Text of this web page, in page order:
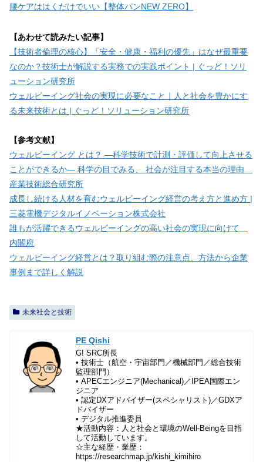
腰ケアははくだけでいい【整体パンNEW ZERO】
【あわせて読みたい記事】
【技術者倫理の核心】「安全・健康・福利の優先」はなぜ最重要
なのか？技術士が解説する実務での実践ポイント | ぐっど！ソリ
ューション研究所
ウェルビーイング社会の実現に必要なこと｜人と社会を豊かにす
る未来技術とは | ぐっど！ソリューション研究所
【参考文献】
ウェルビーイング とは？ ―科学技術で計測・評価して向上させる
ことができるか― 科学の目でみる、 社会が注目する本当の理由
産業技術総合研究所
成長し続ける人材を育むウェルビーイング経営の考え方と進め方 |
三菱電機デジタルイノベーション株式会社
誰もが活躍できるウェルビーイングの高い社会の実現に向けて
内閣府
ウェルビーイング経営とは？取り組む際の注意点、方法から企業
事例まで詳しく解説
未来社会と技術
PE Qishi
G! SRC所長
• 技術士（航空・宇宙部門／機械部門／総合技術
監理部門）
• APECエンジニア(Mechanical)／IPEA国際エン
ジニア
• 認定DXアドバイザー(スペシャリスト)／GDXア
ドバイザー
• デジタル推進委員
★活動内容：人と社会と環境のWell-Beingを目指
して活動しています。
☆主な経歴・業歴：
https://researchmap.jp/kishi_kimihiro